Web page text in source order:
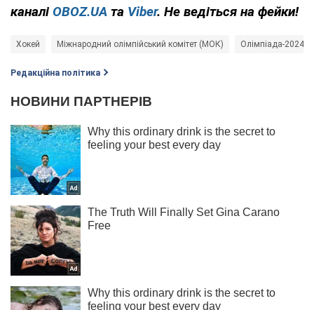
каналі OBOZ.UA та Viber. Не ведіться на фейки!
Хокей Міжнародний олімпійський комітет (МОК) Олімпіада-2024
Редакційна політика